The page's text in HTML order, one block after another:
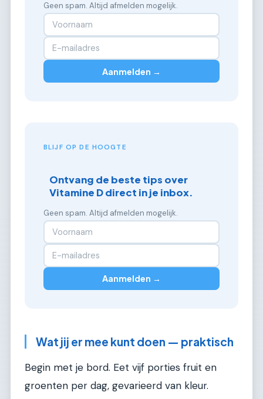
Geen spam. Altijd afmelden mogelijk.
Aanmelden →
BLIJF OP DE HOOGTE
Ontvang de beste tips over
Vitamine D direct in je inbox.
Geen spam. Altijd afmelden mogelijk.
Aanmelden →
Wat jij er mee kunt doen — praktisch
Begin met je bord. Eet vijf porties fruit en
groenten per dag, gevarieerd van kleur.